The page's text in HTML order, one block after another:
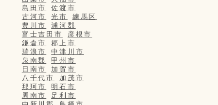
島田市
佐渡市
古河市
光市
練馬区
豊川市
浦河郡
富士吉田市
彦根市
鎌倉市
郡上市
瑞浪市
中津川市
泉南郡
甲州市
日南市
加賀市
八千代市
加茂市
那珂市
明石市
周南市
足利市